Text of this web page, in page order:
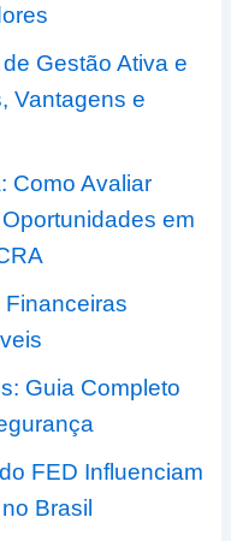
Gestão Ativa e
Vantagens e
Como Avaliar
em
Financeiras
Guia Completo
FED Influenciam
Brasil